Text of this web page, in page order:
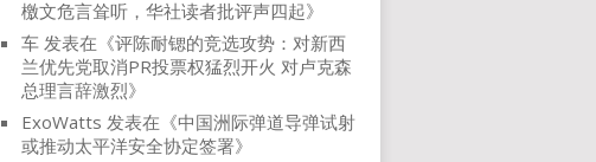
檄文危言耸听，华社读者批评声四起》
车 发表在《评陈耐锶的竞选攻势：对新西
兰优先党取消PR投票权猛烈开火 对卢克森
总理言辞激烈》
ExoWatts 发表在《中国洲际弹道导弹试射
或推动太平洋安全协定签署》